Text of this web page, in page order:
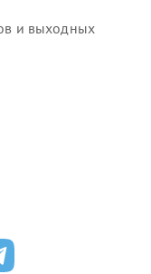
и выходных